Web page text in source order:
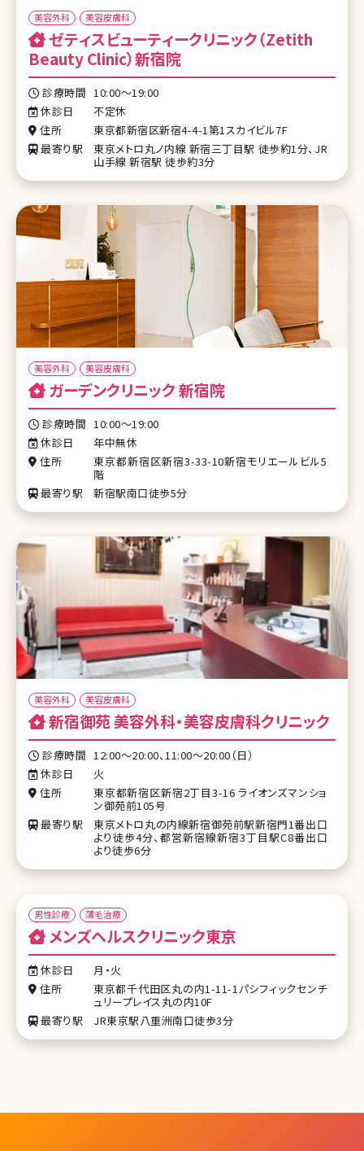
美容外科 美容皮膚科
Beauty Clinic）新宿院
診療時間 10:00～19:00
休診日
不定休
住所
東京都新宿区新宿4-4-1第1スカイビル7F
最寄り駅
東京メトロ丸ノ内線 新宿三丁目駅 徒歩約1分、JR
山手線 新宿駅 徒歩約3分
美容外科 美容皮膚科
ガーデンクリニック 新宿院
診療時間 10:00～19:00
休診日
年中無休
住所
東京都新宿区新宿3-33-10新宿モリエールビル5
階
最寄り駅
新宿駅南口徒歩5分
美容外科 美容皮膚科
新宿御苑 美容外科・美容皮膚科クリニック
診療時間 12:00～20:00、11:00～20:00（日）
休診日
火
住所
東京都新宿区新宿2丁目3-16 ライオンズマンショ
ン御苑前105号
最寄り駅
東京メトロ丸の内線新宿御苑前駅新宿門1番出口
より徒歩4分、都営新宿線新宿3丁目駅C8番出口
より徒歩6分
男性診療 薄毛治療
メンズヘルスクリニック東京
休診日
月・火
住所
東京都千代田区丸の内1-11-1パシフィックセンチ
ュリープレイス丸の内10F
最寄り駅
JR東京駅八重洲南口徒歩3分